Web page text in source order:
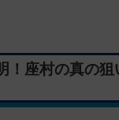
！座村の真の